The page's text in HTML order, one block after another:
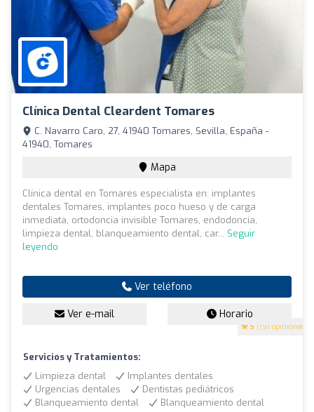
Clínica Dental Cleardent Tomares
5 (191 opiniones)
C. Navarro Caro, 27, 41940 Tomares, Sevilla, España -
41940, Tomares
Mapa
Clínica dental en Tomares especialista en: implantes
dentales Tomares, implantes poco hueso y de carga
inmediata, ortodoncia invisible Tomares, endodoncia,
limpieza dental, blanqueamiento dental, car... Seguir
leyendo
Ver teléfono
Ver e-mail Horario
Servicios y Tratamientos:
Limpieza dental
Implantes dentales
Urgencias dentales
Dentistas pediátricos
Blanqueamiento dental
Blanqueamiento dental